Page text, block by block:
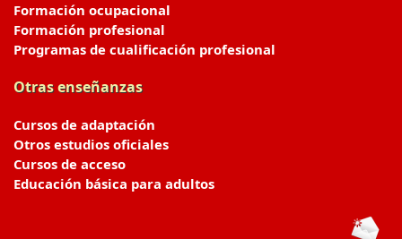
Formación ocupacional
Formación profesional
Programas de cualificación profesional
Otras enseñanzas
Cursos de adaptación
Otros estudios oficiales
Cursos de acceso
Educación básica para adultos